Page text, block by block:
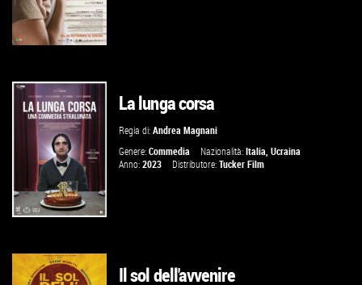
GUARDA IL TRAILER
VAI ALLA SCHEDA
GUARDA IL TRAILER
La lunga corsa
Regia di:Andrea Magnani
Genere:Commedia Nazionalità:Italia ,Ucraina
Anno:2023 Distributore:Tucker Film
Il sol dell'avvenire